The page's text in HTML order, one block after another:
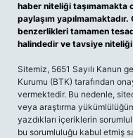
haber niteliği taşımamakta
paylaşım
benzerlikleri tamamen
halindedir ve tavsiye niteliği
Sitemiz, 5651 Sayılı Kanun
Kurumu (BTK) tarafından
vermektedir. Bu nedenle,
veya araştırma
yazdıkları içeriklerin
bu sorumluluğu kabul etmiş